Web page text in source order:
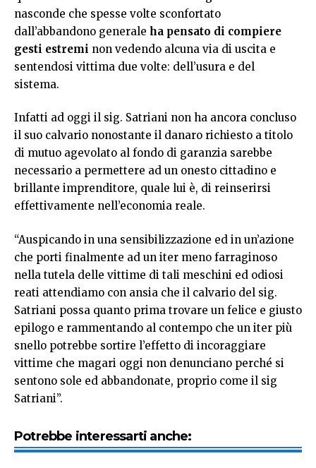
nasconde che spesse volte sconfortato
dall’abbandono generale ha pensato di compiere
gesti estremi non vedendo alcuna via di uscita e
sentendosi vittima due volte: dell’usura e del
sistema.
Infatti ad oggi il sig. Satriani non ha ancora concluso
il suo calvario nonostante il danaro richiesto a titolo
di mutuo agevolato al fondo di garanzia sarebbe
necessario a permettere ad un onesto cittadino e
brillante imprenditore, quale lui è, di reinserirsi
effettivamente nell’economia reale.
“Auspicando in una sensibilizzazione ed in un’azione
che porti finalmente ad un iter meno farraginoso
nella tutela delle vittime di tali meschini ed odiosi
reati attendiamo con ansia che il calvario del sig.
Satriani possa quanto prima trovare un felice e giusto
epilogo e rammentando al contempo che un iter più
snello potrebbe sortire l’effetto di incoraggiare
vittime che magari oggi non denunciano perché si
sentono sole ed abbandonate, proprio come il sig
Satriani”.
Potrebbe interessarti anche: